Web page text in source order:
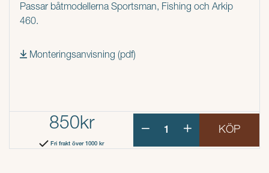
Passar båtmodellerna Sportsman, Fishing och Arkip
460.
Monteringsanvisning (pdf)
850kr
Fri frakt över 1000 kr
KÖP